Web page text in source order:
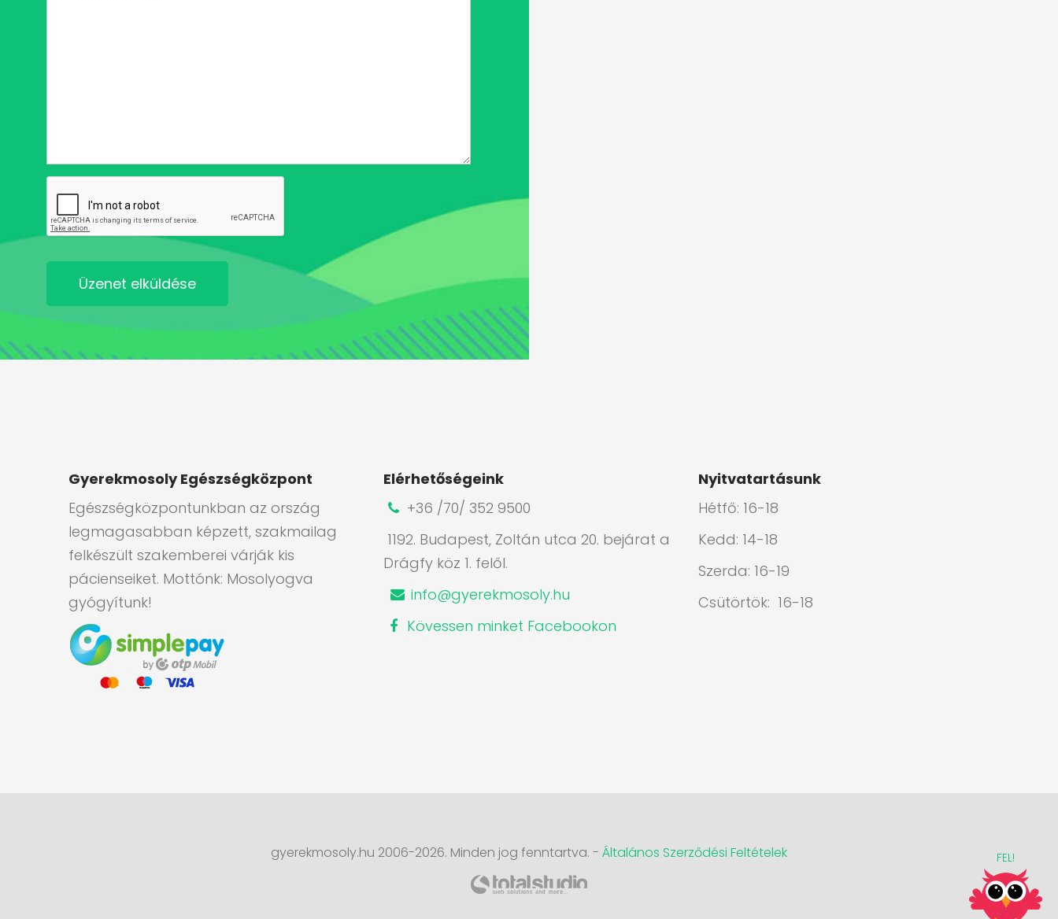
FEL!
Üzenet elküldése
Gyerekmosoly Egészségközpont
Egészségközpontunkban az ország
legmagasabban képzett, szakmailag
felkészült szakemberei várják kis
pácienseiket. Mottónk: Mosolyogva
gyógyítunk!
Elérhetőségeink
+36 /70/ 352 9500
1192. Budapest, Zoltán utca 20. bejárat a
Drágfy köz 1. felől.
info@gyerekmosoly.hu
Kövessen minket Facebookon
Nyitvatartásunk
Hétfő: 16-18
Kedd: 14-18
Szerda: 16-19
Csütörtök: 16-18
gyerekmosoly.hu 2006-2026. Minden jog fenntartva. - Általános Szerződési Feltételek